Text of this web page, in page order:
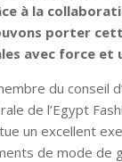
à la
porter
avec force et
du conseil
de l’Egypt
un excellent
de mode de